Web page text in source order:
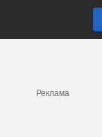
Реклама